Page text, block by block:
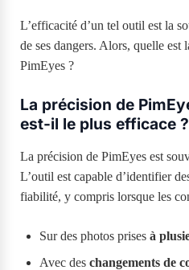
L’efficacité d’un tel outil est la
de ses dangers. Alors, quelle est
PimEyes ?
La précision de
est-il le plus efficace ?
La précision de PimEyes est
L’outil est capable d’identifier
fiabilité, y compris lorsque les
Sur des photos prises à
Avec des changements de